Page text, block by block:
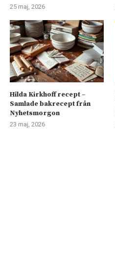
25 maj, 2026
Hilda Kirkhoff recept –
Samlade bakrecept från
Nyhetsmorgon
23 maj, 2026